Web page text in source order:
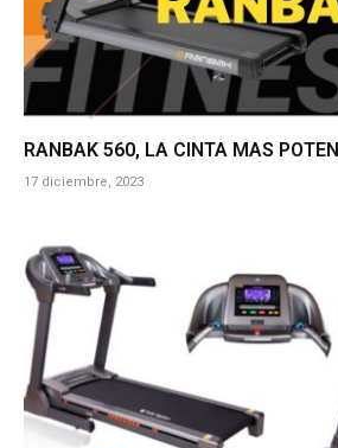
RANBAK 560, LA CINTA MAS
17 diciembre, 2023